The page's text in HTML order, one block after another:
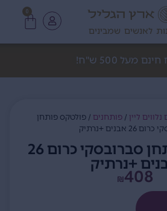
לאנשים שמבינים
מעל 500 ש"ח!
ליין/ פותחנים/ פולטקס פותחן
+נרתיק
פולטקס פותחן סברובסקי כרום 26
+נרתיק
₪ 408